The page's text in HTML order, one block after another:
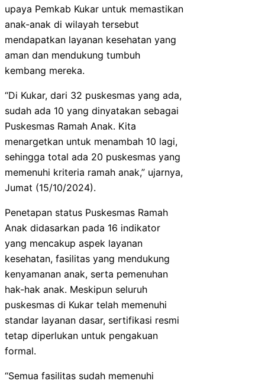
upaya Pemkab Kukar untuk memastikan
anak-anak di wilayah tersebut
mendapatkan layanan kesehatan yang
aman dan mendukung tumbuh
kembang mereka.
“Di Kukar, dari 32 puskesmas yang ada,
sudah ada 10 yang dinyatakan sebagai
Puskesmas Ramah Anak. Kita
menargetkan untuk menambah 10 lagi,
sehingga total ada 20 puskesmas yang
memenuhi kriteria ramah anak,” ujarnya,
Jumat (15/10/2024).
Penetapan status Puskesmas Ramah
Anak didasarkan pada 16 indikator
yang mencakup aspek layanan
kesehatan, fasilitas yang mendukung
kenyamanan anak, serta pemenuhan
hak-hak anak. Meskipun seluruh
puskesmas di Kukar telah memenuhi
standar layanan dasar, sertifikasi resmi
tetap diperlukan untuk pengakuan
formal.
“Semua fasilitas sudah memenuhi